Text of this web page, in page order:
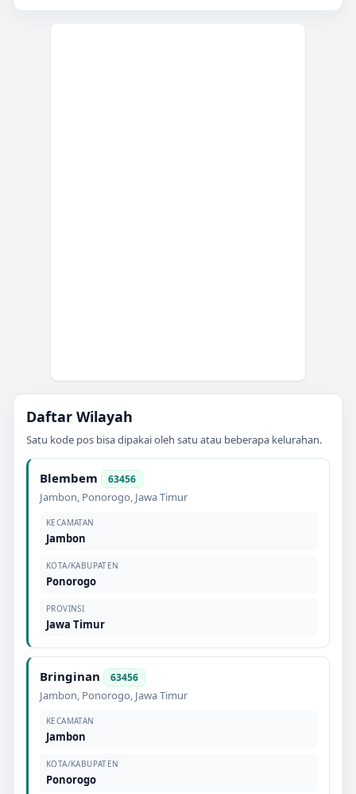
Daftar Wilayah
Satu kode pos bisa dipakai oleh satu atau beberapa kelurahan.
Blembem 63456
Jambon, Ponorogo, Jawa Timur
KECAMATAN
Jambon
KOTA/KABUPATEN
Ponorogo
PROVINSI
Jawa Timur
Bringinan 63456
Jambon, Ponorogo, Jawa Timur
KECAMATAN
Jambon
KOTA/KABUPATEN
Ponorogo